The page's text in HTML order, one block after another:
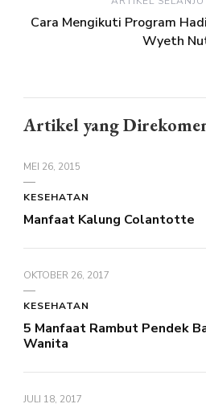
Cara Mengikuti Program
Wyeth
Artikel yang
MEI 26, 2015
KESEHATAN
Manfaat Kalung Colantotte
OKTOBER 26, 2017
KESEHATAN
5 Manfaat Rambut Pendek
Wanita
JULI 18, 2017